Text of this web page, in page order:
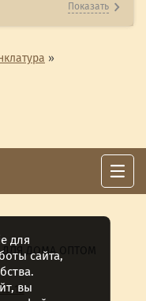
Показать
»
ДОМА ОПТОМ
12
для
сайта,
вы